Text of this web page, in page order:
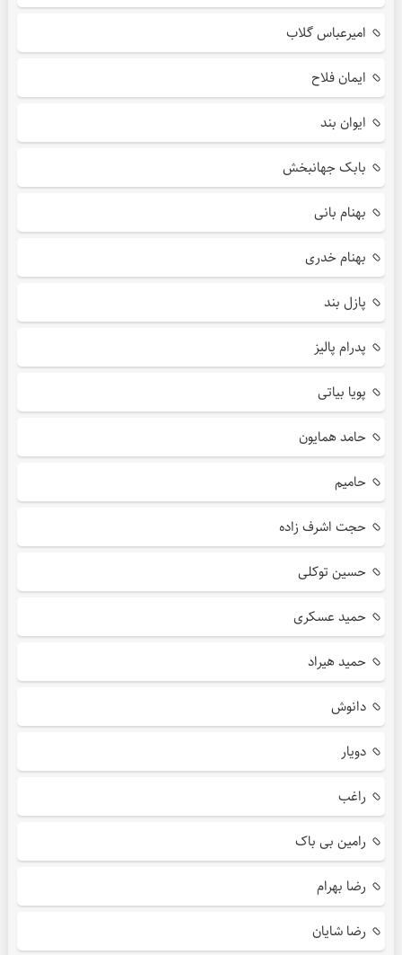
امیرعباس گلاب
ایمان فلاح
ایوان بند
بابک جهانبخش
بهنام بانی
بهنام خدری
پازل بند
پدرام پالیز
پویا بیاتی
حامد همایون
حامیم
حجت اشرف زاده
حسین توکلی
حمید عسکری
حمید هیراد
دانوش
دویار
راغب
رامین بی باک
رضا بهرام
رضا شایان